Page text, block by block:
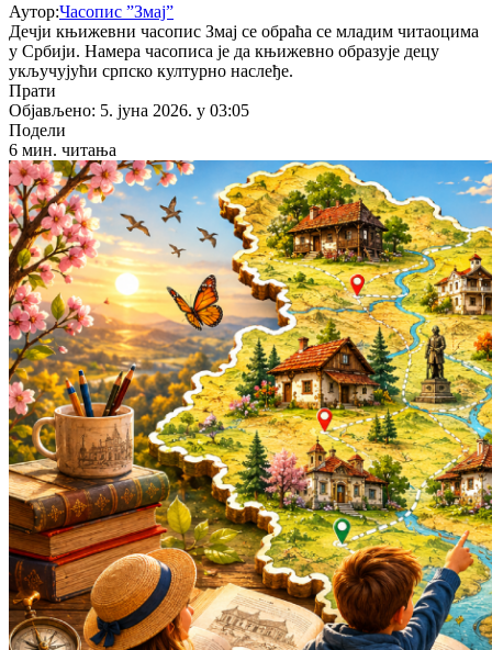
Аутор:Часопис ”Змај”
Дечји књижевни часопис Змај се обраћа се младим читаоцима
у Србији. Намера часописа је да књижевно образује децу
укључујући српско културно наслеђе.
Прати
Објављено: 5. јуна 2026. у 03:05
Подели
6 мин. читања